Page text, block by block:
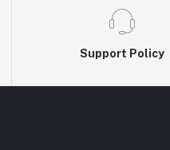
Support Policy